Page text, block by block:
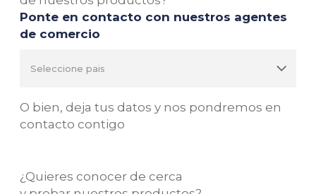
Ponte en contacto con nuestros agentes
de comercio
O bien, deja tus datos y nos pondremos en
contacto contigo
¿Quieres conocer de cerca